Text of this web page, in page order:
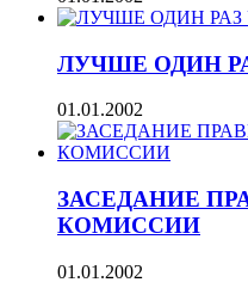
ЛУЧШЕ ОДИН
01.01.2002
ЗАСЕДАНИЕ
КОМИССИИ
01.01.2002